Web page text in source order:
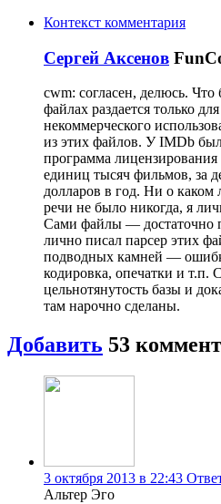
Контекст комментария
Сергей Аксенов
cwm: согласен, делюсь. Что
файлах раздается только
некоммерческого
из этих файлов. У IMDb
программа
единиц тысяч фильмов, за
долларов в год. Ни о каком
речи не было никогда, я
Сами файлы — достаточно
лично писал парсер этих
подводных камней —
кодировка, опечатки и т.п.
цельнотянутость базы и
там нарочно сделаны.
Добавить 53
3 октября 2013 в 22:43
Альтер Эго